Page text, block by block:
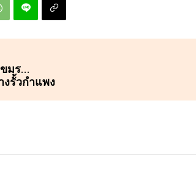
มร…
รั้วกำแพง